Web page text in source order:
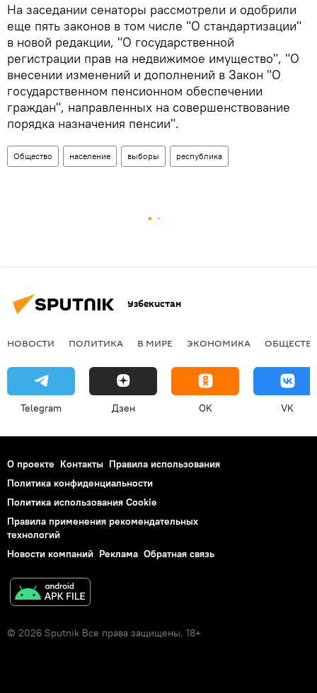
На заседании сенаторы рассмотрели и одобрили
еще пять законов в том числе "О стандартизации"
в новой редакции, "О государственной
регистрации прав на недвижимое имущество", "О
внесении изменений и дополнений в Закон "О
государственном пенсионном обеспечении
граждан", направленных на совершенствование
порядка назначения пенсии".
Общество население выборы республика
Узбекистан
НОВОСТИ ПОЛИТИКА В МИРЕ ЭКОНОМИКА
Telegram Дзен OK VK
О проекте Контакты Правила использования
Политика конфиденциальности
Политика использования Cookie
Правила применения рекомендательных
технологий
Новости компаний Реклама Обратная связь
© 2026 Sputnik Все права защищены. 18+